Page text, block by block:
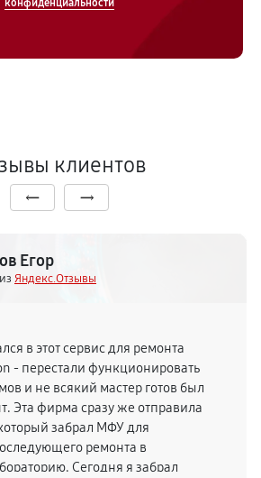
конфиденциальности
клиентов
Егор
Яндекс.Отзывы
в этот сервис для ремонта
- перестали функционировать
и не всякий мастер готов был
Эта фирма сразу же отправила
забрал МФУ для
ремонта в
Сегодня я забрал